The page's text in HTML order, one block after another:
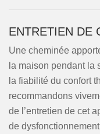
ENTRETIEN DE
Une cheminée
la maison pendant la
la fiabilité du confort
recommandons
de l’entretien de cet
de